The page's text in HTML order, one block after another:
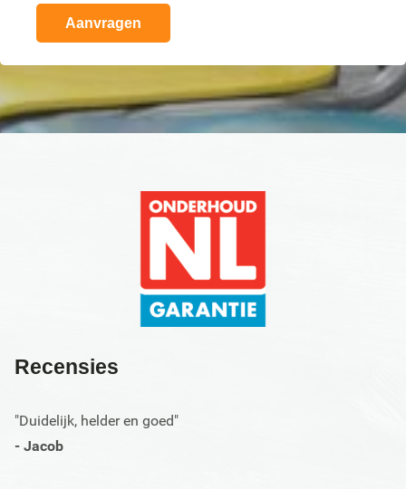
Recensies
"Duidelijk, helder en goed"
- Jacob